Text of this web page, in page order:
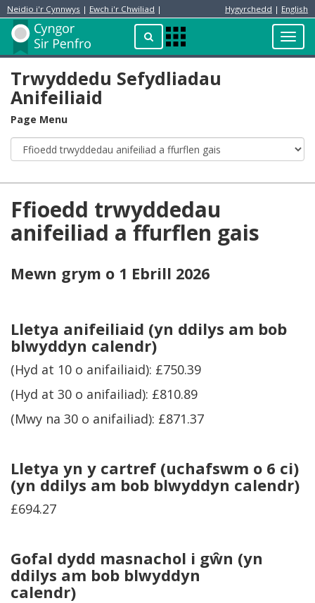
Neidio i'r Cynnwys | Ewch i'r Chwiliad | Hygyrchedd | English
ChwilioApps
Menu
Preswylydd
Trwyddedu Sefydliadau
Anifeiliaid
Page Menu
Ffioedd trwyddedau
anifeiliad a ffurflen gais
Mewn grym o 1 Ebrill 2026
Lletya anifeiliaid (yn ddilys am bob
blwyddyn calendr)
(Hyd at 10 o anifailiaid): £750.39
(Hyd at 30 o anifailiad): £810.89
(Mwy na 30 o anifailiad): £871.37
Lletya yn y cartref (uchafswm o 6 ci)
(yn ddilys am bob blwyddyn calendr)
£694.27
Gofal dydd masnachol i gŵn (yn
ddilys am bob blwyddyn
calendr)